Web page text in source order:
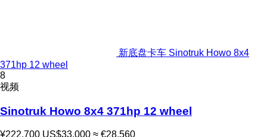
新底盘卡车 Sinotruk Howo 8x4
371hp 12 wheel
8
视频
Sinotruk Howo 8x4 371hp 12 wheel
¥222,700 US$33,000 ≈ €28,560